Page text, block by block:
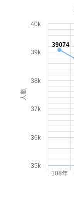
人數
39074
108年
35k
36k
37k
38k
39k
40k